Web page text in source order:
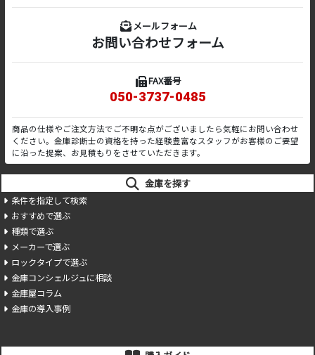
メールフォーム
お問い合わせフォーム
FAX番号
050-3737-0485
商品の仕様やご注文方法でご不明な点がございましたら気軽にお問い合わせ
ください。金庫診断士の資格を持った経験豊富なスタッフがお客様のご要望
に沿った提案、お見積もりをさせていただきます。
金庫を探す
条件を指定して検索
おすすめで選ぶ
種類で選ぶ
メーカーで選ぶ
ロックタイプで選ぶ
金庫コンシェルジュに相談
金庫屋コラム
金庫の導入事例